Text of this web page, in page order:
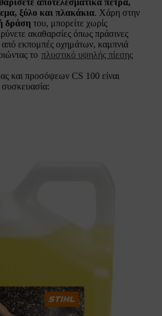
αποτελεσματικά πέτρα,
ξύλο και πλακάκια. Χάρη στην
δράση του, μπορείτε χωρίς
ακαθαρσίες όπως πράσινες
από εκπομπές οχημάτων, καμπνιά
το πλυστικό υψηλής πίεσης
και προσόψεων CS 100 είναι
συσκευασία: